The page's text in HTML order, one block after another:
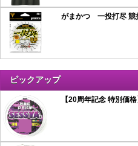
がまかつ 一投打尽 競
ピックアップ
【20周年記念 特別価